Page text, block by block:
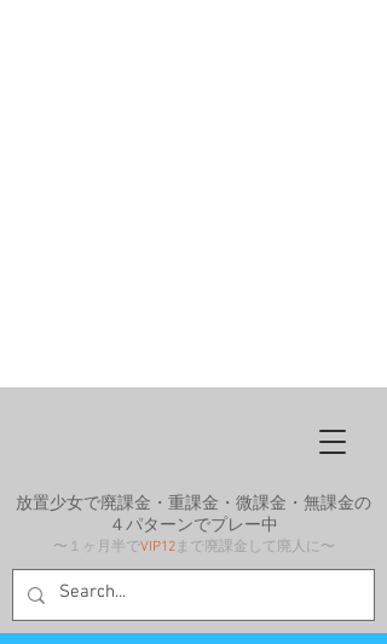
放置少女で廃課金・重課金・微課金・無課金の
４パターンでプレー中
〜１ヶ月半でVIP12まで廃課金して廃人に〜